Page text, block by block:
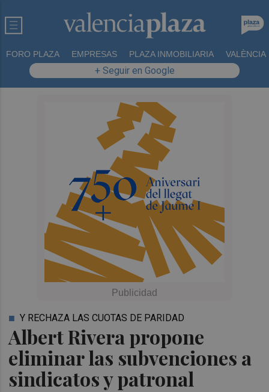
FORO PLAZA EMPRESAS PLAZA INMOBILIARIA VALÈNCIA
+ Seguir en Google
Albert Rivera propone
eliminar las subvenciones a
sindicatos y patronal
Y RECHAZA LAS CUOTAS DE PARIDAD